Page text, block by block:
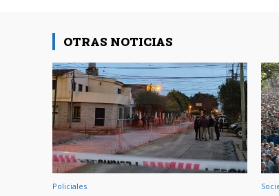
OTRAS NOTICIAS
Policiales